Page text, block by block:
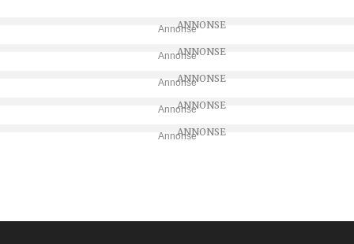
Annonse
Annonse
Annonse
Annonse
Annonse